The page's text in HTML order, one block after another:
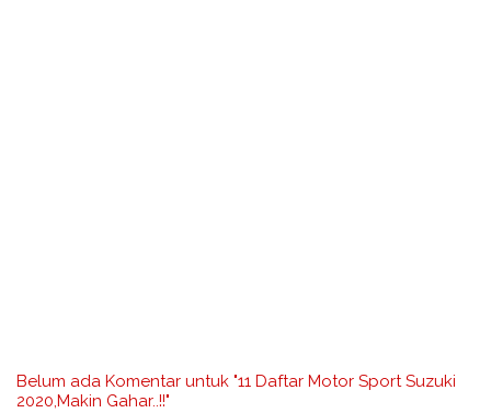
Belum ada Komentar untuk "11 Daftar Motor Sport Suzuki
2020,Makin Gahar..!!"